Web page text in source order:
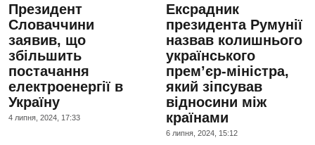
Президент
Словаччини
заявив, що
збільшить
постачання
електроенергії в
Україну
4 липня, 2024, 17:33
Ексрадник
президента Румунії
назвав колишнього
українського
прем’єр-міністра,
який зіпсував
відносини між
країнами
6 липня, 2024, 15:12